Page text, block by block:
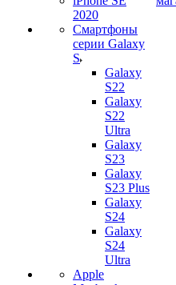
2020
Смартфоны
серии Galaxy
S
Galaxy
S22
Galaxy
S22
Ultra
Galaxy
S23
Galaxy
S23 Plus
Galaxy
S24
Galaxy
S24
Ultra
Apple